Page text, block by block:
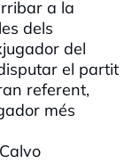
a la
dels
del
el partit
referent,
més